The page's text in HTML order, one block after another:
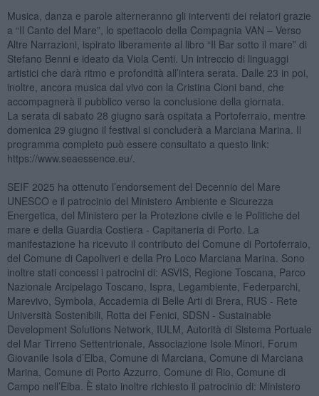
Musica, danza e parole alterneranno gli interventi dei relatori grazie
a “Il Canto del Mare”, lo spettacolo della Compagnia VAN – Verso
Altre Narrazioni, ispirato liberamente al libro “Il Bar sotto il mare” di
Stefano Benni e ideato da Viola Centi. Un intreccio di linguaggi
artistici che darà ritmo e profondità all’intera serata. Dalle 23 in poi,
inoltre, ancora musica dal vivo con la Cristina Cioni band, che
accompagnerà il pubblico verso la conclusione della giornata.
La serata di sabato 28 giugno sarà ospitata a Portoferraio, mentre
domenica 29 giugno il festival si concluderà a Marciana Marina. Il
programma completo può essere consultato a questo link:
https://www.seaessence.eu/.
SEIF 2025 ha ottenuto l’endorsement del Decennio del Mare
UNESCO e il patrocinio del Ministero Ambiente e Sicurezza
Energetica, del Ministero per la Protezione civile e le Politiche del
mare e della Guardia Costiera - Capitaneria di Porto. La
manifestazione ha ricevuto il contributo del Comune di Portoferraio,
del Comune di Capoliveri e della Pro Loco Marciana Marina. Sono
inoltre stati concessi i patrocini di: ASVIS, Regione Toscana, Parco
Nazionale Arcipelago Toscano, Ispra, Legambiente, Federparchi,
Marevivo, Symbola, Accademia di Belle Arti di Brera, RUS - Rete
Università Sostenibili, Rotta dei Fenici, SDSN - Sustainable
Development Solutions Network, IULM, Autorità di Sistema Portuale
del Mar Tirreno Settentrionale, Associazione Isole Minori, Forum
Giovanile Isola d’Elba, Comune di Marciana, Comune di Marciana
Marina, Comune di Porto Azzurro, Comune di Rio, Comune di
Campo nell’Elba. È stato inoltre richiesto il patrocinio di: Ministero